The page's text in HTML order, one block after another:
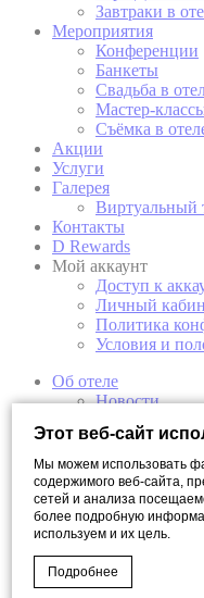
Этот веб-сайт
Мы можем использовать
содержимого веб-сайта,
сетей и анализа
более подробную
используем и их цель.
Подробнее
Завтраки в
Мероприятия
Конференции
Банкеты
Свадьба в
Мастер-
Съёмка в
Акции
Услуги
Галерея
Виртуальный
Контакты
D Rewards
Мой аккаунт
Доступ к
Личный
Политика
Условия и
Об отеле
Новости
Награды отеля
Арт-галерея
Откройте
Номера
Мансарда
Супериор
Супериор с